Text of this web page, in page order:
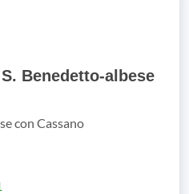
Benedetto-albese
con Cassano